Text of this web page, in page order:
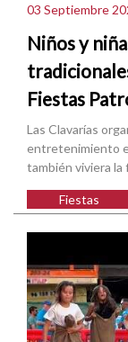
03 Septiembre
Niños y
Fiestas
Las Clavarías
entretenimiento
también viviera la
Fiestas